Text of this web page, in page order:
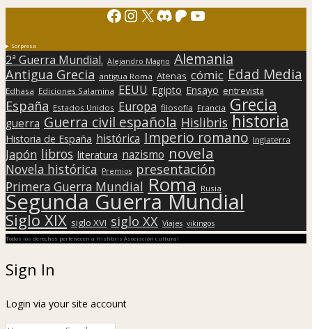
Facebook
Instagram
X Discord
Patreon
YouTube
Sorpresa
2ª Guerra Mundial. Alejandro Magno Alemania
Antigua Grecia antigua Roma Atenas cómic Edad Media
Edhasa Ediciones Salamina EEUU Egipto Ensayo entrevista
España Estados Unidos Europa filosofía Francia Grecia
guerra Guerra civil española Hislibris historia
Historia de España histórica Imperio romano Inglaterra
Japón libros literatura nazismo novela
Novela histórica Premios presentación
Primera Guerra Mundial Roma Rusia
Segunda Guerra Mundial
Siglo XIX siglo XVI siglo XX Viajes vikingos
Todos los derechos pertenecen a Hislibris Asociación cultural
Sign In
Login via your site account